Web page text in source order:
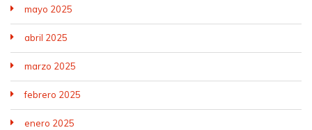
mayo 2025
abril 2025
marzo 2025
febrero 2025
enero 2025